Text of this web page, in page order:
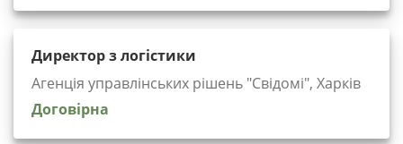
Директор з логістики
Агенція управлінських рішень "Cвідомі", Харків
Договірна